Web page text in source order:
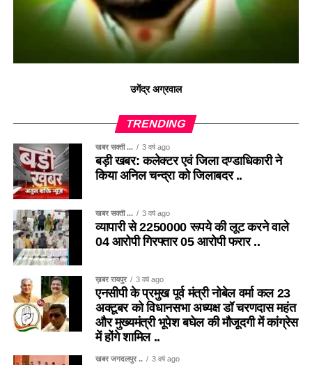
उगेंद्र अग्रवाल
TRENDING
खबर सक्ती ... 3 वर्ष ago
बड़ी खबर: कलेक्टर एवं जिला दण्डाधिकारी ने
किया अनिल चन्द्रा को जिलाबदर ..
खबर सक्ती ... 3 वर्ष ago
व्यापारी से 2250000 रूपये की लूट करने वाले
04 आरोपी गिरफ्तार 05 आरोपी फरार ..
ख़बर रायपुर 3 वर्ष ago
एनसीपी के प्रमुख पूर्व मंत्री नोबेल वर्मा कल 23
अक्टूबर को विधानसभा अध्यक्ष डॉ चरणदास महंत
और मुख्यमंत्री भूपेश बघेल की मौजूदगी में कांग्रेस
में होंगे शामिल ..
खबर जगदलपुर .. 3 वर्ष ago